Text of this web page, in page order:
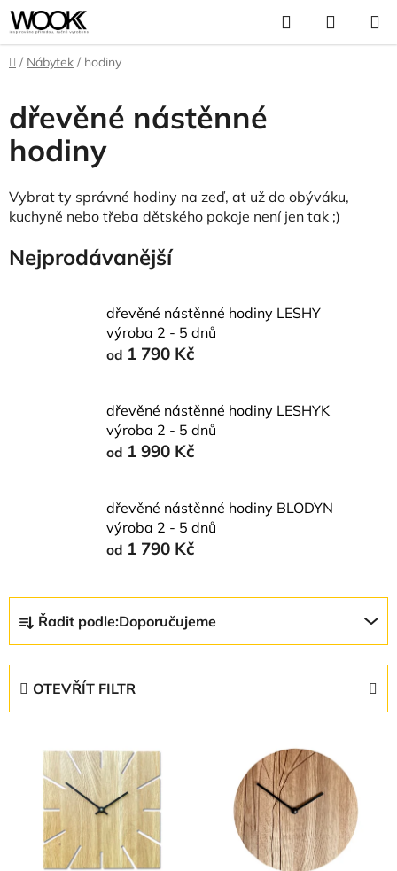
Přejít
na
obsah
Hledat
KOŠÍK
Domů
/ Nábytek / hodiny
dřevěné nástěnné
hodiny
Vybrat ty správné hodiny na zeď, ať už do obýváku,
kuchyně nebo třeba dětského pokoje není jen tak ;)
Nejprodávanější
dřevěné nástěnné hodiny LESHY
výroba 2 - 5 dnů
od 1 790 Kč
dřevěné nástěnné hodiny LESHYK
výroba 2 - 5 dnů
od 1 990 Kč
dřevěné nástěnné hodiny BLODYN
výroba 2 - 5 dnů
od 1 790 Kč
a
z
Řadit podle:Doporučujeme
OTEVŘÍT FILTR